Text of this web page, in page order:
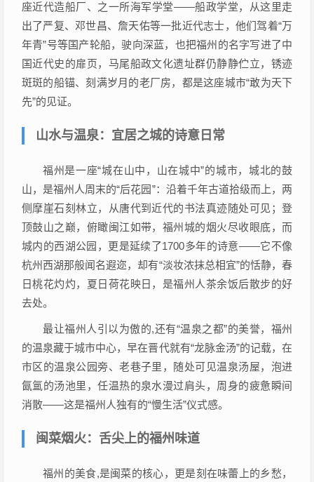
座近代造船厂、之一所海军学堂——船政学堂，从这里走
出了严复、邓世昌、詹天佑等一批近代志士，他们驾着“万
年青”号等国产轮船，驶向深蓝，也把福州的名字写进了中
国近代史的扉页，马尾船政文化遗址群仍静静伫立，锈迹
斑斑的船锚、刻满岁月的老厂房，都是这座城市“敢为天下
先”的见证。
山水与温泉：宜居之城的诗意日常
福州是一座“城在山中，山在城中”的城市，城北的鼓
山，是福州人周末的“后花园”：沿着千年古道拾级而上，两
侧摩崖石刻林立，从唐代到近代的书法真迹随处可见；登
顶鼓山之巅，俯瞰闽江如带，福州城的烟火尽收眼底，而
城内的西湖公园，更是延续了1700多年的诗意——它不像
杭州西湖那般闻名遐迩，却有“淡妆浓抹总相宜”的恬静，春
日桃花灼灼，夏日荷花映日，是福州人茶余饭后散步的好
去处。
最让福州人引以为傲的,还有“温泉之都”的美誉，福州
的温泉藏于城市中心，早在晋代就有“龙脉金汤”的记载，在
市区的温泉公园旁、老巷子里，随处可见温泉汤屋，泡进
氤氲的汤池里，任温热的泉水漫过肩头，周身的疲惫瞬间
消散——这是福州人独有的“慢生活”仪式感。
闽菜烟火：舌尖上的福州味道
福州的美食,是闽菜的核心，更是刻在味蕾上的乡愁，